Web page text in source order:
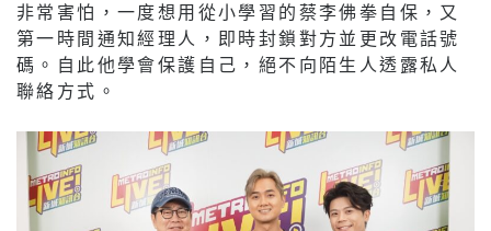
非常害怕，一度想用從小學習的蔡李佛拳自保，又
第一時間通知經理人，即時封鎖對方並更改電話號
碼。自此他學會保護自己，絕不向陌生人透露私人
聯絡方式。